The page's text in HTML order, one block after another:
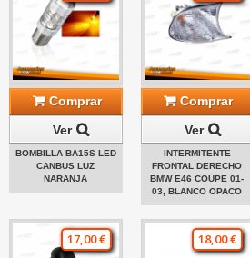
Comprar
Ver
BOMBILLA BA15S LED
CANBUS LUZ
NARANJA
Comprar
Ver
INTERMITENTE
FRONTAL DERECHO
BMW E46 COUPE 01-
03, BLANCO OPACO
17,00 € 18,00 €